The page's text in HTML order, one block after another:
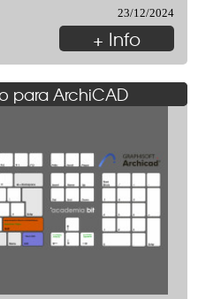
23/12/2024
+ Info
para ArchiCAD